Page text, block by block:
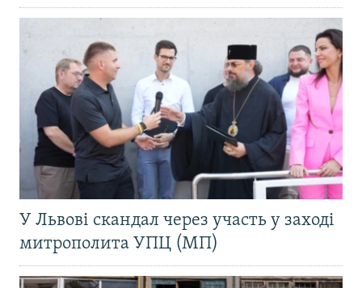
У Львові скандал через участь у заході
митрополита УПЦ (МП)